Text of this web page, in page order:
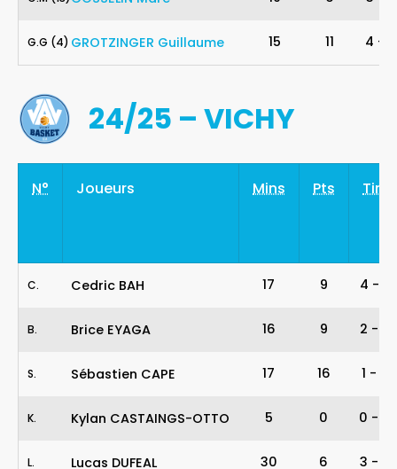
4 GROTZINGER Guillaume
G.G (4) 15 11 4 -
24/25 – VICHY
N° Joueurs Mins Pts Tirs
Cedric BAH
C. 17 9 4 -
Brice EYAGA
B. 16 9 2 -
Sébastien CAPE
S. 17 16 1 -
Kylan CASTAINGS-OTTO
K. 5 0 0 -
Lucas DUFEAL
L. 30 6 3 -